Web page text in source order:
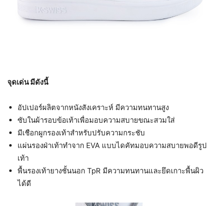
จุดเด่น มีดังนี้
อัปเปอร์ผลิตจากหนังสังเคราะห์ มีความทนทานสูง
ซับในผ้ารอบข้อเท้าเพื่อมอบความสบายขณะสวมใส่
มีเชือกผูกรองเท้าสำหรับปรับความกระชับ
แผ่นรองฝ่าเท้าทำจาก EVA แบบไดคัทมอบความสบายพอดีรูป
เท้า
พื้นรองเท้ายางชั้นนอก TpR มีความทนทานและยึดเกาะพื้นผิว
ได้ดี